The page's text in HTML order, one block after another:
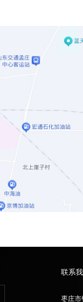
联系
枣庄市